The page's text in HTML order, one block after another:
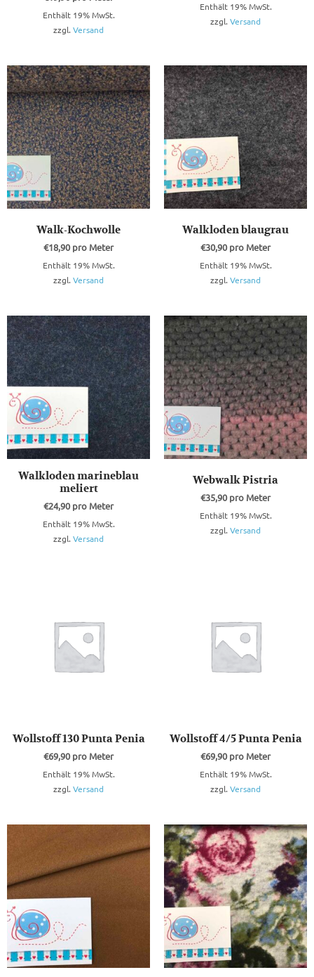
Enthält 19% MwSt.
zzgl. Versand
Enthält 19% MwSt.
zzgl. Versand
Walk-Kochwolle
€18,90pro Meter
Enthält 19% MwSt.
zzgl. Versand
Walkloden blaugrau
€30,90pro Meter
Enthält 19% MwSt.
zzgl. Versand
Walkloden marineblau
meliert
€24,90pro Meter
Enthält 19% MwSt.
zzgl. Versand
Webwalk Pistria
€35,90pro Meter
Enthält 19% MwSt.
zzgl. Versand
Wollstoff 130 Punta Penia
€69,90pro Meter
Enthält 19% MwSt.
zzgl. Versand
Wollstoff 4/5 Punta Penia
€69,90pro Meter
Enthält 19% MwSt.
zzgl. Versand